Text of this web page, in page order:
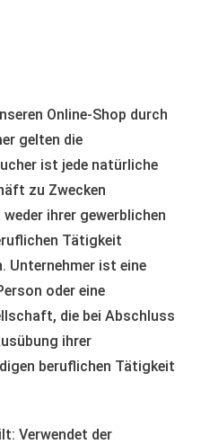
Online-Shop durch
gelten die
ist jede natürliche
zu Zwecken
ihrer gewerblichen
Tätigkeit
Unternehmer ist eine
oder eine
die bei Abschluss
ihrer
beruflichen Tätigkeit
Verwendet der